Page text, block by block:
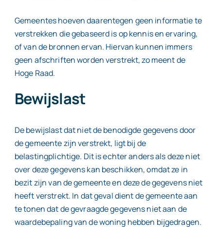
Gemeentes hoeven daarentegen geen informatie te
verstrekken die gebaseerd is op kennis en ervaring,
of van de bronnen ervan. Hiervan kunnen immers
geen afschriften worden verstrekt, zo meent de
Hoge Raad.
Bewijslast
De bewijslast dat niet de benodigde gegevens door
de gemeente zijn verstrekt, ligt bij de
belastingplichtige. Dit is echter anders als deze niet
over deze gegevens kan beschikken, omdat ze in
bezit zijn van de gemeente en deze de gegevens niet
heeft verstrekt. In dat geval dient de gemeente aan
te tonen dat de gevraagde gegevens niet aan de
waardebepaling van de woning hebben bijgedragen.